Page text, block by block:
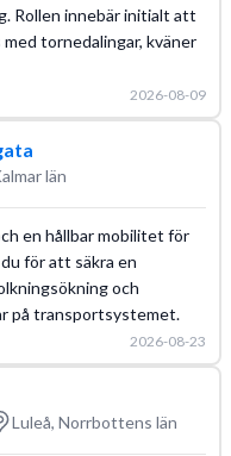
Rollen innebär initialt att
tornedalingar, kväner
2026-08-09
län
en hållbar mobilitet för
för att säkra en
och
på transportsystemet.
2026-08-23
Luleå, Norrbottens län